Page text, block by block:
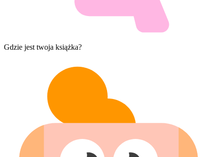
Gdzie jest twoja książka?